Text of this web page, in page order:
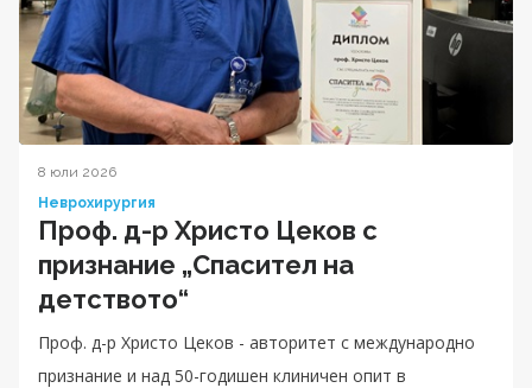
8 юли 2026
Неврохирургия
Проф. д-р Христо Цеков с
признание „Спасител на
детството“
Проф. д-р Христо Цеков - авторитет с международно
признание и над 50-годишен клиничен опит в